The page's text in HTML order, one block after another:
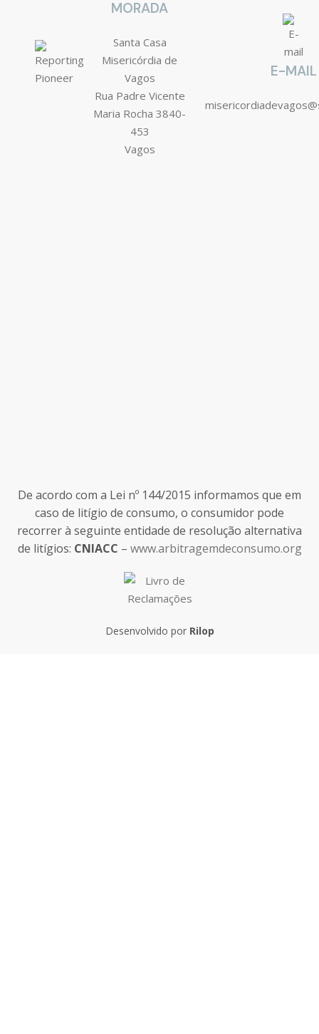
MORADA
Santa Casa
Misericórdia de
Vagos
Rua Padre Vicente
Maria Rocha 3840-
453
Vagos
E-MAIL
De acordo com a Lei nº 144/2015 informamos que em
caso de litígio de consumo, o consumidor pode
recorrer à seguinte entidade de resolução alternativa
de litígios: CNIACC – www.arbitragemdeconsumo.org
Desenvolvido por Rilop